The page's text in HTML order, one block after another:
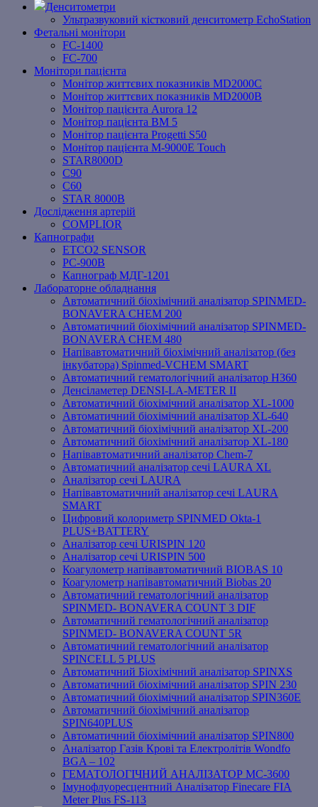
Денситометри
Ультразвуковий кістковий денситометр EchoStation
Фетальні монітори
FC-1400
FC-700
Монітори пацієнта
Монітор життєвих показників MD2000С
Монітор життєвих показників MD2000В
Mонітоp пацієнта Aurora 12
Монітор пацієнта BM 5
Монітор пацієнта Progetti S50
Монітор пацієнта M-9000E Touch
STAR8000D
C90
C60
STAR 8000B
Дослідження артерій
COMPLIOR
Капнографи
ETCO2 SENSOR
PC‐900B
Капнограф МДГ-1201
Лабораторне обладнання
Автоматичний біохімічний аналізатор SPINMED-
BONAVERA CHEM 200
Автоматичний біохімічний аналізатор SPINMED-
BONAVERA CHEM 480
Напівавтоматичний біохімічний аналізатор (без
інкубатора) Spinmed-VCHEM SMART
Автоматичний гематологічний аналізатор Н360
Денсіламетер DENSI-LA-METER ІІ
Автоматичний біохімічний аналізатор XL-1000
Автоматичний біохімічний аналізатор XL-640
Автоматичний біохімічний аналізатор XL-200
Автоматичний біохімічний аналізатор XL-180
Напівавтоматичний аналізатор Chem-7
Автоматичний аналізатор сечі LAURA XL
Аналізатор сечі LAURA
Напівавтоматичний аналізатор сечі LAURA
SMART
Цифровий колориметр SPINMED Okta-1
PLUS+BATTERY
Аналізатор сечі URISPIN 120
Аналізатор сечі URISPIN 500
Коагулометр напівавтоматичний BIOBAS 10
Коагулометр напівавтоматичний Biobas 20
Автоматичний гематологічний аналізатор
SPINMED- BONAVERA COUNT 3 DIF
Автоматичний гематологічний аналізатор
SPINMED- BONAVERA COUNT 5R
Автоматичний гематологічний аналізатор
SPINCELL 5 PLUS
Автоматичний Біохімічний аналізатор SPINXS
Автоматичний біохімічний аналізатор SPIN 230
Автоматичний біохімічний аналізатор SPIN360E
Автоматичний біохімічний аналізатор
SPIN640PLUS
Автоматичний біохімічний аналізатор SPIN800
Аналізатор Газів Крові та Електролітів Wondfo
BGA – 102
ГЕМАТОЛОГІЧНИЙ АНАЛІЗАТОР MC-3600
Імунофлуоресцентний Аналізатор Finecare FIA
Meter Plus FS-113